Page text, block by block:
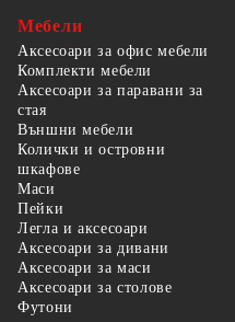
Мебели
Аксесоари за офис мебели
Комплекти мебели
Аксесоари за паравани за
стая
Външни мебели
Колички и островни
шкафове
Маси
Пейки
Легла и аксесоари
Аксесоари за дивани
Аксесоари за маси
Аксесоари за столове
Футони